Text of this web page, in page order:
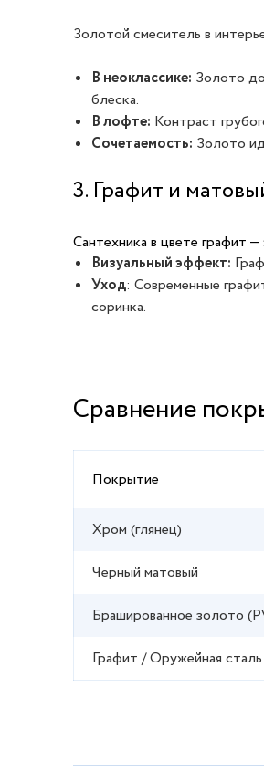
Золотой смеситель в
В неоклассике: Золото
блеска.
В лофте: Контраст
Сочетаемость: Золото
3. Графит и
Сантехника в цвете графит
Визуальный эффект:
Уход: Современные
соринка.
Сравнение
Покрытие
Хром (глянец)
Черный матовый
Брашированное золото
Графит / Оружейная сталь